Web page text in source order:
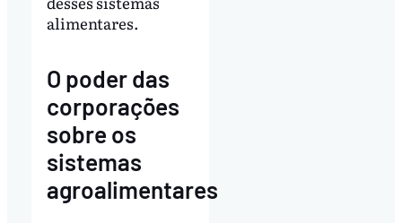
alimentares.
O poder das
corporações
sobre os
sistemas
agroalimentares